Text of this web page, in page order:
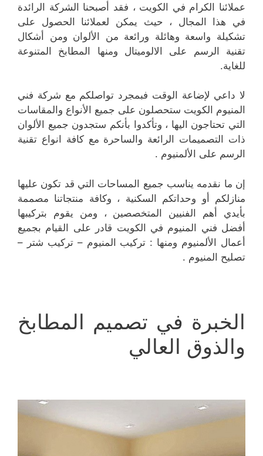
عملائنا الكرام في الكويت ، فقد أصبحنا الشركة الرائدة
في هذا المجال ، حيث يمكن لعملائنا الحصول على
تشكيلة واسعة وهائلة ورائعة من الألوان ومن أشكال
تقنية الرسم على الالوميتال ومنها المطابخ المتنوعة
للغاية.
لا داعي لإضاعة الوقت فبمجرد تواصلكم مع شركة فني
المنيوم الكويت ستحصلون على جميع الأنواع والمقاسات
التي تحتاجون اليها ، وتأكدوا بأنكم ستجدون جميع الألوان
ذات التصميمات الرائعة والساحرة مع كافة انواع تقنية
الرسم على الألمنيوم .
إن ما نقدمه يناسب جميع المساحات التي قد تكون عليها
منازلكم أو وحداتكم السكنية ، وكافة منتجاتنا مصممة
بأيدي أهم الفنيين المتخصصين ، ومن يقوم بتركيبها
أفضل فني المنيوم في الكويت قادر على القيام بجميع
أعمال الألمنيوم ومنها : تركيب المنيوم – تركيب شتر –
تصليح المنيوم .
الخبرة في تصميم المطابخ
والذوق العالي